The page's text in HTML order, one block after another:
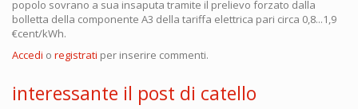
popolo sovrano a sua insaputa tramite il prelievo forzato dalla
bolletta della componente A3 della tariffa elettrica pari circa 0,8...1,9
€cent/kWh.
Accedi o registrati per inserire commenti.
interessante il post di catello